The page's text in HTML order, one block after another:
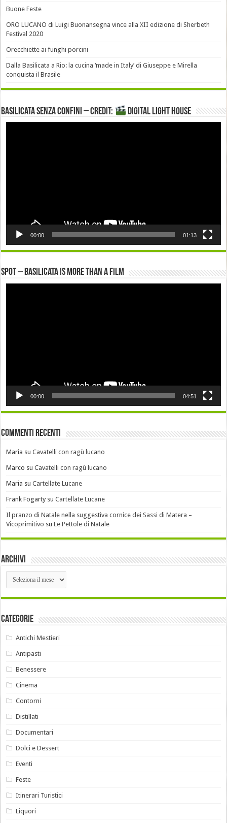
Buone Feste
ORO LUCANO di Luigi Buonansegna vince alla XII edizione di Sherbeth
Festival 2020
Orecchiette ai funghi porcini
Dalla Basilicata a Rio: la cucina ‘made in Italy’ di Giuseppe e Mirella
conquista il Brasile
Basilicata senza confini – Credit: DIGITAL LIGHT HOUSE
00:00 01:13
Spot – Basilicata is more than a Film
00:00 04:51
Commenti recenti
Maria suCavatelli con ragù lucano
Marco suCavatelli con ragù lucano
Maria suCartellate Lucane
Frank FogartysuCartellate Lucane
Il pranzo di Natale nella suggestiva cornice dei Sassi di Matera –
Vicoprimitivo suLe Pettole di Natale
Archivi
Archivi
Categorie
Antichi Mestieri
Antipasti
Benessere
Cinema
Contorni
Distillati
Documentari
Dolci e Dessert
Eventi
Feste
Itinerari Turistici
Liquori